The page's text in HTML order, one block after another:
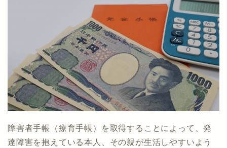
障害者手帳（療育手帳）を取得することによって、発
達障害を抱えている本人、その親が生活しやすいよう